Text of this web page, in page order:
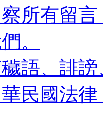
所有留
。
語、誹
民國法